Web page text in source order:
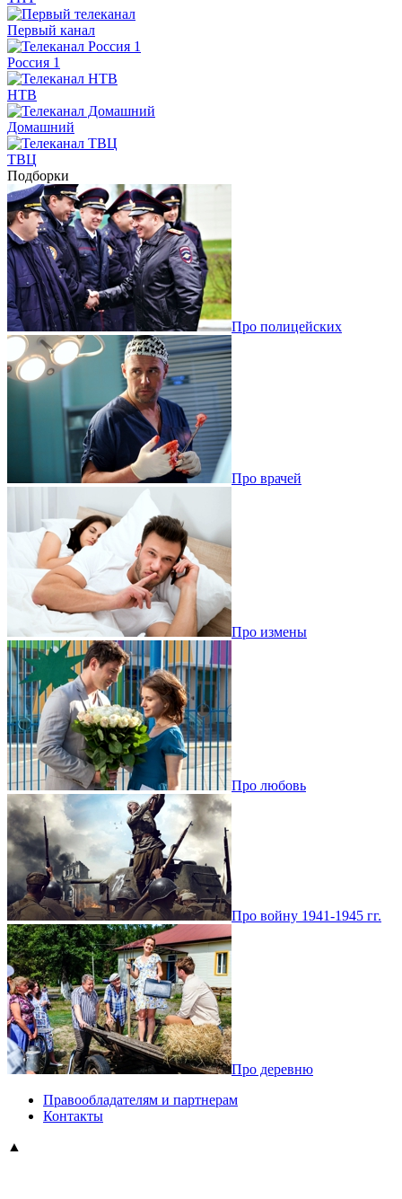
Первый канал
Россия 1
НТВ
Домашний
ТВЦ
Подборки
Про полицейских
Про врачей
Про измены
Про любовь
Про войну 1941-1945 гг.
Про деревню
Правообладателям и партнерам
Контакты
▲